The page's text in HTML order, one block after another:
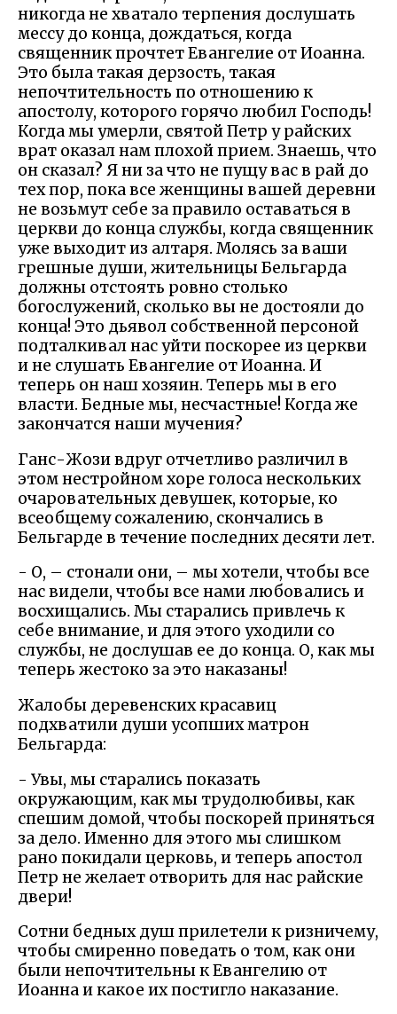
никогда не хватало терпения дослушать
мессу до конца, дождаться, когда
священник прочтет Евангелие от Иоанна.
Это была такая дерзость, такая
непочтительность по отношению к
апостолу, которого горячо любил Господь!
Когда мы умерли, святой Петр у райских
врат оказал нам плохой прием. Знаешь, что
он сказал? Я ни за что не пущу вас в рай до
тех пор, пока все женщины вашей деревни
не возьмут себе за правило оставаться в
церкви до конца службы, когда священник
уже выходит из алтаря. Молясь за ваши
грешные души, жительницы Бельгарда
должны отстоять ровно столько
богослужений, сколько вы не достояли до
конца! Это дьявол собственной персоной
подталкивал нас уйти поскорее из церкви
и не слушать Евангелие от Иоанна. И
теперь он наш хозяин. Теперь мы в его
власти. Бедные мы, несчастные! Когда же
закончатся наши мучения?
Ганс-Жози вдруг отчетливо различил в
этом нестройном хоре голоса нескольких
очаровательных девушек, которые, ко
всеобщему сожалению, скончались в
Бельгарде в течение последних десяти лет.
- О, – стонали они, – мы хотели, чтобы все
нас видели, чтобы все нами любовались и
восхищались. Мы старались привлечь к
себе внимание, и для этого уходили со
службы, не дослушав ее до конца. О, как мы
теперь жестоко за это наказаны!
Жалобы деревенских красавиц
подхватили души усопших матрон
Бельгарда:
- Увы, мы старались показать
окружающим, как мы трудолюбивы, как
спешим домой, чтобы поскорей приняться
за дело. Именно для этого мы слишком
рано покидали церковь, и теперь апостол
Петр не желает отворить для нас райские
двери!
Сотни бедных душ прилетели к ризничему,
чтобы смиренно поведать о том, как они
были непочтительны к Евангелию от
Иоанна и какое их постигло наказание.